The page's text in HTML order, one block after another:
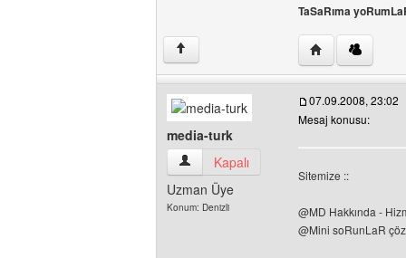
TaSaRıma
↑ Yazarın web
media-turk
media-turk Kullanıcının profilini görüntüle
Kapalı
Uzman Üye
Konum: Denizli
07.09.2008, 23:02
Mesaj konusu:
Sitemize ::
@MD Hakkında -
@Mini soRunLaR